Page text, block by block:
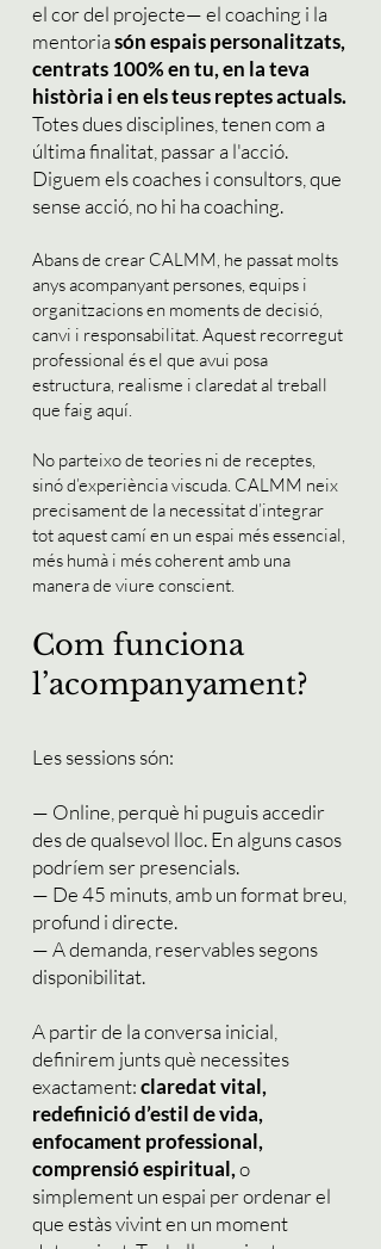
el cor del projecte— el coaching i la
mentoriasón espais personalitzats,
centrats 100% en tu, en la teva
història i en els teus reptes actuals.
Totes dues disciplines, tenen com a
última finalitat, passar a l'acció.
Diguem els coaches i consultors, que
sense acció, no hi ha coaching.
Abans de crear CALMM, he passat molts
anys acompanyant persones, equips i
organitzacions en moments de decisió,
canvi i responsabilitat. Aquest recorregut
professional és el que avui posa
estructura, realisme i claredat al treball
que faig aquí.
No parteixo de teories ni de receptes,
sinó d’experiència viscuda. CALMM neix
precisament de la necessitat d’integrar
tot aquest camí en un espai més essencial,
més humà i més coherent amb una
manera de viure conscient.
Com funciona
l’acompanyament?
Les sessions són:
— Online, perquè hi puguis accedir
des de qualsevol lloc. En alguns casos
podríem ser presencials.
— De 45 minuts, amb un format breu,
profund i directe.
— A demanda, reservables segons
disponibilitat.
A partir de la conversa inicial,
definirem junts què necessites
exactament:claredat vital,
redefinició d’estil de vida,
enfocament professional,
comprensió espiritual,o
simplement un espai per ordenar el
que estàs vivint en un moment